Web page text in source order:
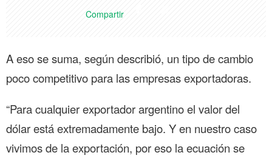
Compartir
A eso se suma, según describió, un tipo de cambio
poco competitivo para las empresas exportadoras.
“Para cualquier exportador argentino el valor del
dólar está extremadamente bajo. Y en nuestro caso
vivimos de la exportación, por eso la ecuación se